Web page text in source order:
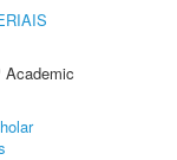
Academic